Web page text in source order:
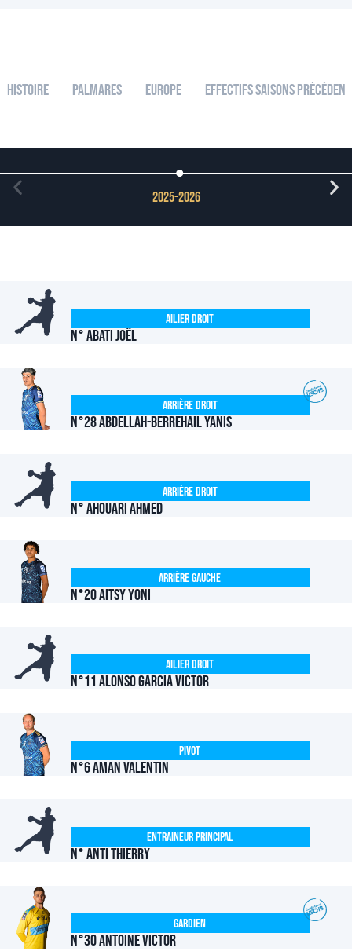
Histoire Palmares Europe Effectifs Saisons
2025-2026
N° ABATI Joël
Ailier Droit
N°28 ABDELLAH-BERREHAIL Yanis
Arrière Droit
N° AHOUARI Ahmed
Arrière Droit
N°20 AITSY Yoni
Arrière Gauche
N°11 ALONSO GARCIA Victor
Ailier Droit
N°6 AMAN Valentin
Pivot
N° ANTI Thierry
Entraineur Principal
N°30 ANTOINE Victor
Gardien